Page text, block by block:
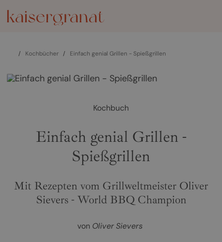
/ Kochbücher / Einfach genial Grillen - Spießgrillen
Kochbuch
Einfach genial Grillen -
Spießgrillen
Mit Rezepten vom Grillweltmeister Oliver
Sievers - World BBQ Champion
von Oliver Sievers